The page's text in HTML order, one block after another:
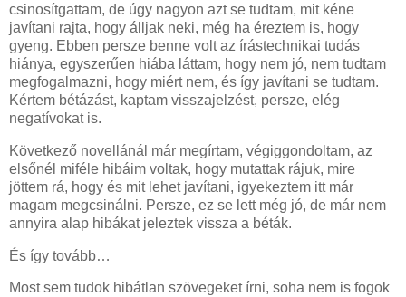
csinosítgattam, de úgy nagyon azt se tudtam, mit kéne
javítani rajta, hogy álljak neki, még ha éreztem is, hogy
gyeng. Ebben persze benne volt az írástechnikai tudás
hiánya, egyszerűen hiába láttam, hogy nem jó, nem tudtam
megfogalmazni, hogy miért nem, és így javítani se tudtam.
Kértem bétázást, kaptam visszajelzést, persze, elég
negatívokat is.
Következő novellánál már megírtam, végiggondoltam, az
elsőnél miféle hibáim voltak, hogy mutattak rájuk, mire
jöttem rá, hogy és mit lehet javítani, igyekeztem itt már
magam megcsinálni. Persze, ez se lett még jó, de már nem
annyira alap hibákat jeleztek vissza a béták.
És így tovább…
Most sem tudok hibátlan szövegeket írni, soha nem is fogok